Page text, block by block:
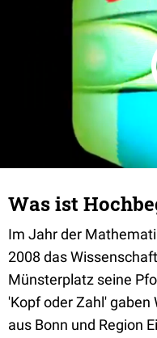
Was ist
Im Jahr der
2008 das
Münsterplatz seine
'Kopf oder Zahl'
aus Bonn und Region